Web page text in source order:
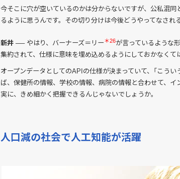
今そこに穴が空いているのかは分からないですが、公私混
るように思うんです。その切り分けは今後どうやってなされ
新井 ── やはり、バーナーズ＝リー＊26が言っているような
集約されて、仕様に意味を埋め込めるようにしておかなくて
オープンデータとしてのAPIの仕様が決まっていて、「こう
ば、保健所の情報、学校の情報、病院の情報と合わせて、
実に、きめ細かく把握できるんじゃないでしょうか。
人口減の社会で人工知能が活躍